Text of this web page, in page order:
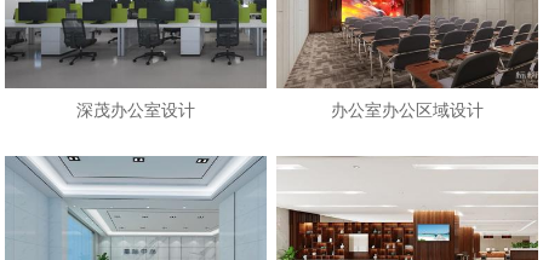
深茂办公室设计 办公室办公区域设计